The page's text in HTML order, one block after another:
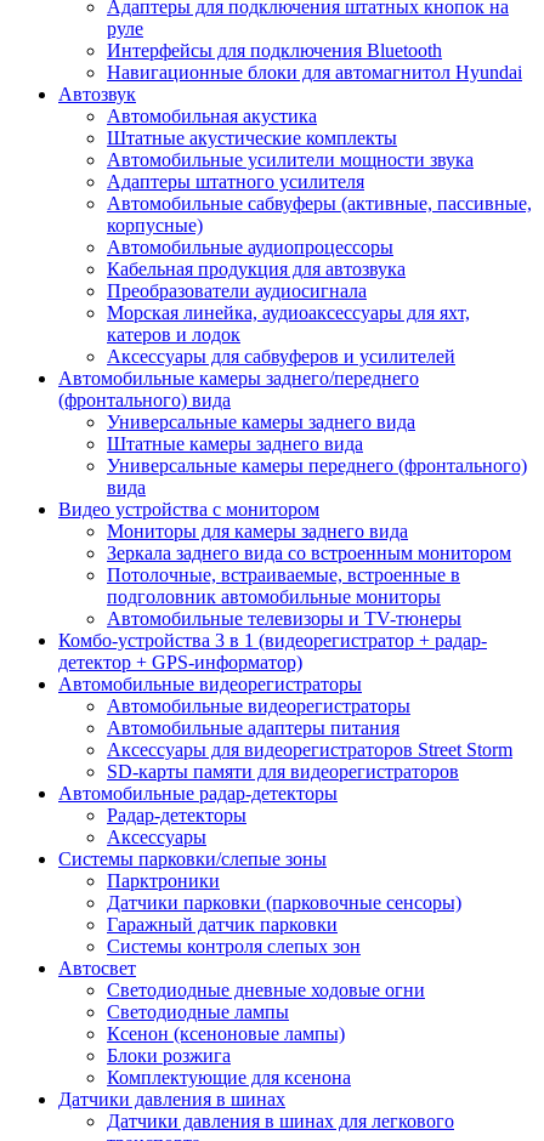
Адаптеры для подключения штатных кнопок на
руле
Интерфейсы для подключения Bluetooth
Навигационные блоки для автомагнитол Hyundai
Автозвук
Автомобильная акустика
Штатные акустические комплекты
Автомобильные усилители мощности звука
Адаптеры штатного усилителя
Автомобильные сабвуферы (активные, пассивные,
корпусные)
Автомобильные аудиопроцессоры
Кабельная продукция для автозвука
Преобразователи аудиосигнала
Морская линейка, аудиоаксессуары для яхт,
катеров и лодок
Аксессуары для сабвуферов и усилителей
Автомобильные камеры заднего/переднего
(фронтального) вида
Универсальные камеры заднего вида
Штатные камеры заднего вида
Универсальные камеры переднего (фронтального)
вида
Видео устройства c монитором
Мониторы для камеры заднего вида
Зеркала заднего вида со встроенным монитором
Потолочные, встраиваемые, встроенные в
подголовник автомобильные мониторы
Автомобильные телевизоры и TV-тюнеры
Комбо-устройства 3 в 1 (видеорегистратор + радар-
детектор + GPS-информатор)
Автомобильные видеорегистраторы
Автомобильные видеорегистраторы
Автомобильные адаптеры питания
Аксессуары для видеорегистраторов Street Storm
SD-карты памяти для видеорегистраторов
Автомобильные радар-детекторы
Радар-детекторы
Аксессуары
Системы парковки/слепые зоны
Парктроники
Датчики парковки (парковочные сенсоры)
Гаражный датчик парковки
Системы контроля слепых зон
Автосвет
Светодиодные дневные ходовые огни
Светодиодные лампы
Ксенон (ксеноновые лампы)
Блоки розжига
Комплектующие для ксенона
Датчики давления в шинах
Датчики давления в шинах для легкового